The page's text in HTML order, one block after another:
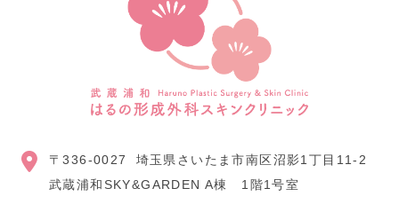
〒336-0027
埼玉県さいたま市南区沼影1丁目11-2
武蔵浦和SKY&GARDEN A棟 1階1号室